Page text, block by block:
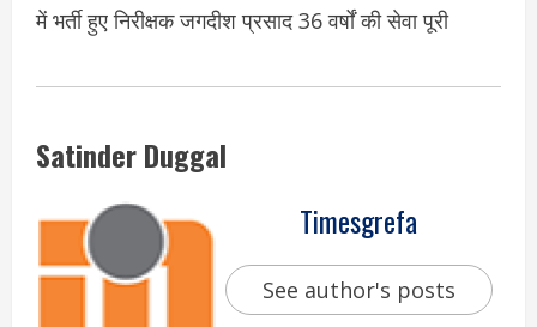
में भर्ती हुए निरीक्षक जगदीश प्रसाद 36 वर्षों की सेवा पूरी
Satinder Duggal
Timesgrefa
See author's posts